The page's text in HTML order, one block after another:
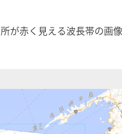
が赤く見える波長帯の画